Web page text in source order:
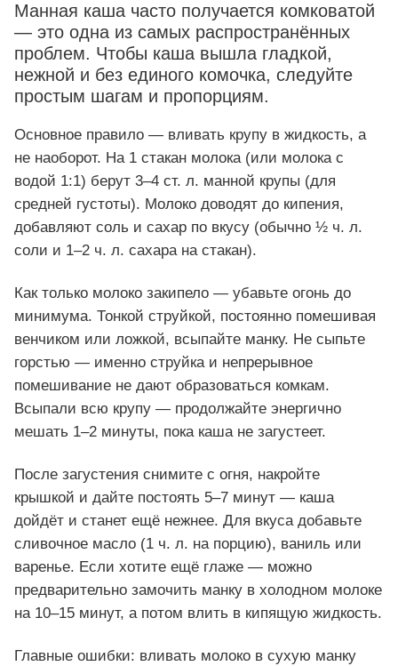
Манная каша часто получается комковатой
— это одна из самых распространённых
проблем. Чтобы каша вышла гладкой,
нежной и без единого комочка, следуйте
простым шагам и пропорциям.
Основное правило — вливать крупу в жидкость, а
не наоборот. На 1 стакан молока (или молока с
водой 1:1) берут 3–4 ст. л. манной крупы (для
средней густоты). Молоко доводят до кипения,
добавляют соль и сахар по вкусу (обычно ½ ч. л.
соли и 1–2 ч. л. сахара на стакан).
Как только молоко закипело — убавьте огонь до
минимума. Тонкой струйкой, постоянно помешивая
венчиком или ложкой, всыпайте манку. Не сыпьте
горстью — именно струйка и непрерывное
помешивание не дают образоваться комкам.
Всыпали всю крупу — продолжайте энергично
мешать 1–2 минуты, пока каша не загустеет.
После загустения снимите с огня, накройте
крышкой и дайте постоять 5–7 минут — каша
дойдёт и станет ещё нежнее. Для вкуса добавьте
сливочное масло (1 ч. л. на порцию), ваниль или
варенье. Если хотите ещё глаже — можно
предварительно замочить манку в холодном молоке
на 10–15 минут, а потом влить в кипящую жидкость.
Главные ошибки: вливать молоко в сухую манку